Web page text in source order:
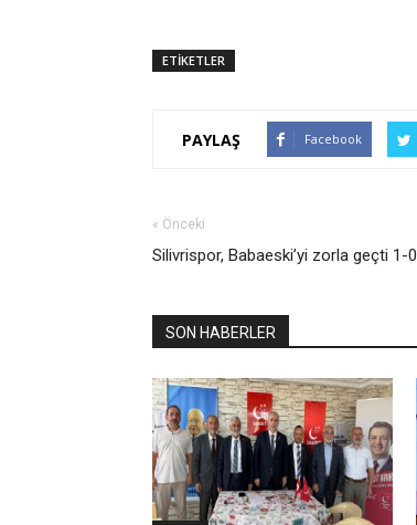
ETİKETLER
PAYLAŞ Facebook
« Önceki
Silivrispor, Babaeski’yi zorla geçti 1-0
SON HABERLER